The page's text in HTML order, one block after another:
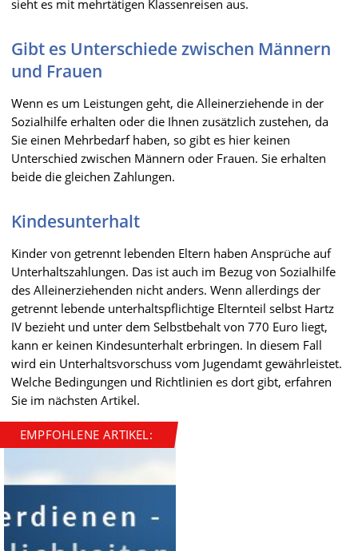
sieht es mit mehrtätigen Klassenreisen aus.
Gibt es Unterschiede zwischen Männern
und Frauen
Wenn es um Leistungen geht, die Alleinerziehende in der
Sozialhilfe erhalten oder die Ihnen zusätzlich zustehen, da
Sie einen Mehrbedarf haben, so gibt es hier keinen
Unterschied zwischen Männern oder Frauen. Sie erhalten
beide die gleichen Zahlungen.
Kindesunterhalt
Kinder von getrennt lebenden Eltern haben Ansprüche auf
Unterhaltszahlungen. Das ist auch im Bezug von Sozialhilfe
des Alleinerziehenden nicht anders. Wenn allerdings der
getrennt lebende unterhaltspflichtige Elternteil selbst Hartz
IV bezieht und unter dem Selbstbehalt von 770 Euro liegt,
kann er keinen Kindesunterhalt erbringen. In diesem Fall
wird ein Unterhaltsvorschuss vom Jugendamt gewährleistet.
Welche Bedingungen und Richtlinien es dort gibt, erfahren
Sie im nächsten Artikel.
EMPFOHLENE ARTIKEL: